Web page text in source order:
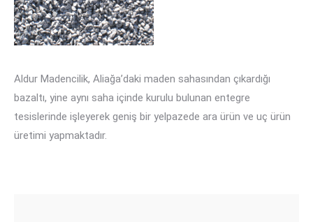
Aldur Madencilik, Aliağa’daki maden sahasından çıkardığı
bazaltı, yine aynı saha içinde kurulu bulunan entegre
tesislerinde işleyerek geniş bir yelpazede ara ürün ve uç ürün
üretimi yapmaktadır.